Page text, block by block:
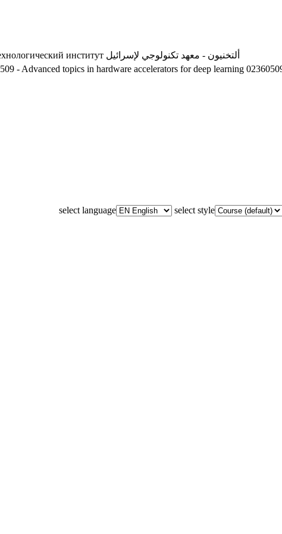
институт ألتخنيون - معهد تكنولوجي لإسرائيل
- Advanced topics in hardware accelerators for deep learning
select language
select style